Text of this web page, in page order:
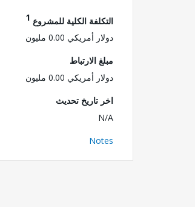
التكلفة الكلية للمشروع 1
دولار أمريكي 0.00 مليون
مبلغ الارتباط
دولار أمريكي 0.00 مليون
اخر تاريخ تحديث
N/A
Notes